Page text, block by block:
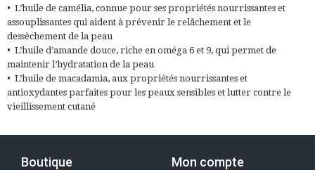
• L’huile de camélia, connue pour ses propriétés nourrissantes et
assouplissantes qui aident à prévenir le relâchement et le
dessèchement de la peau
• L’huile d’amande douce, riche en oméga 6 et 9, qui permet de
maintenir l’hydratation de la peau
• L’huile de macadamia, aux propriétés nourrissantes et
antioxydantes parfaites pour les peaux sensibles et lutter contre le
vieillissement cutané
Boutique Mon compte